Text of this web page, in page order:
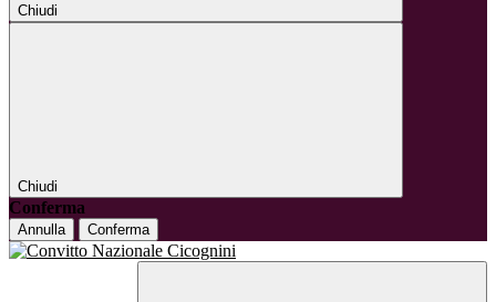
Chiudi
Chiudi
Conferma
Annulla Conferma